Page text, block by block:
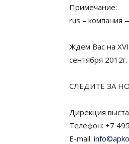
Примечание:
rus – компания
Ждем Вас на
сентября
СЛЕДИТЕ ЗА
Дирекция
Телефон: +7
E-mail: